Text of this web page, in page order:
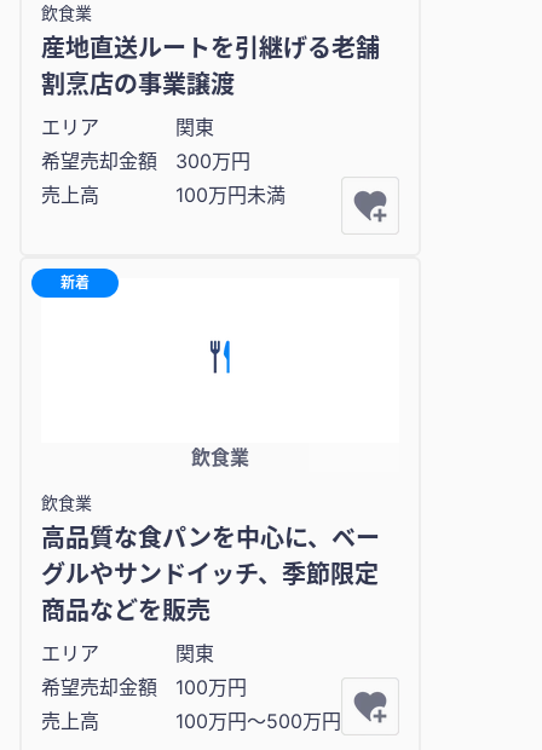
飲食業
産地直送ルートを引継げる老舗
割烹店の事業譲渡
エリア
関東
希望売却金額
300万円
売上高
100万円未満
新着
飲食業
飲食業
高品質な食パンを中心に、ベー
グルやサンドイッチ、季節限定
商品などを販売
エリア
関東
希望売却金額
100万円
売上高
100万円〜500万円